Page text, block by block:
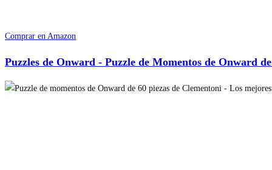
Comprar en Amazon
Puzzles de Onward - Puzzle de Momentos de Onward